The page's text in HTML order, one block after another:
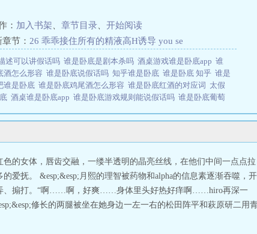
： 加入书架 章节目录
开始阅读
节： 26 乖乖接住所有的精液高H诱导 you se
述可以讲假话吗 谁是卧底是剧本杀吗 酒桌游戏谁是卧底app 谁
酒怎么形容 谁是卧底说假话吗 知乎谁是卧底 谁是卧底 知乎 谁是
谁是卧底 谁是卧底鸡尾酒怎么形容 谁是卧底红酒的对应词 太假
酒桌谁是卧底app 谁是卧底游戏规则能说假话吗 谁是卧底葡萄
喝酒软件谁是卧底醉酒驾车对应的是什么谁是卧底能说假话酒
后面的阅览的朋友们，可能会觉得阅读时没有连贯性这是因为我
的女体，唇齿交融，一缕半透明的晶亮丝线，在他们中间一点点拉
爱抚。 &esp;&esp;月熙的理智被药物和alpha的信息素逐渐吞噬，开
弄、搧打。“啊……啊，好爽……身体里头好热好痒啊……hiro再深一
修长的两腿被坐在她身边一左一右的松田阵平和萩原研二用